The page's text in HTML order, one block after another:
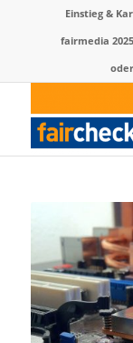
Einstieg &
fairmedia